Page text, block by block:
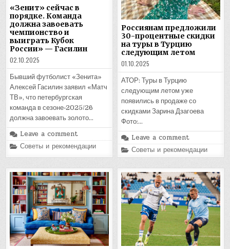
«Зенит» сейчас в
порядке. Команда
должна завоевать
чемпионство и
выиграть Кубок
России» — Гасилин
02.10.2025
Бывший футболист «Зенита»
Алексей Гасилин заявил «Матч
ТВ», что петербургская
команда в сезоне‑2025/26
должна завоевать золото…
Leave a comment
Posted
Советы и рекомендации
Россиянам предложили
30-процентные скидки
на туры в Турцию
следующим летом
01.10.2025
АТОР: Туры в Турцию
следующим летом уже
появились в продаже со
скидками Зарина Дзагоева
Фото:…
Leave a comment
Posted
in
Советы и рекомендации